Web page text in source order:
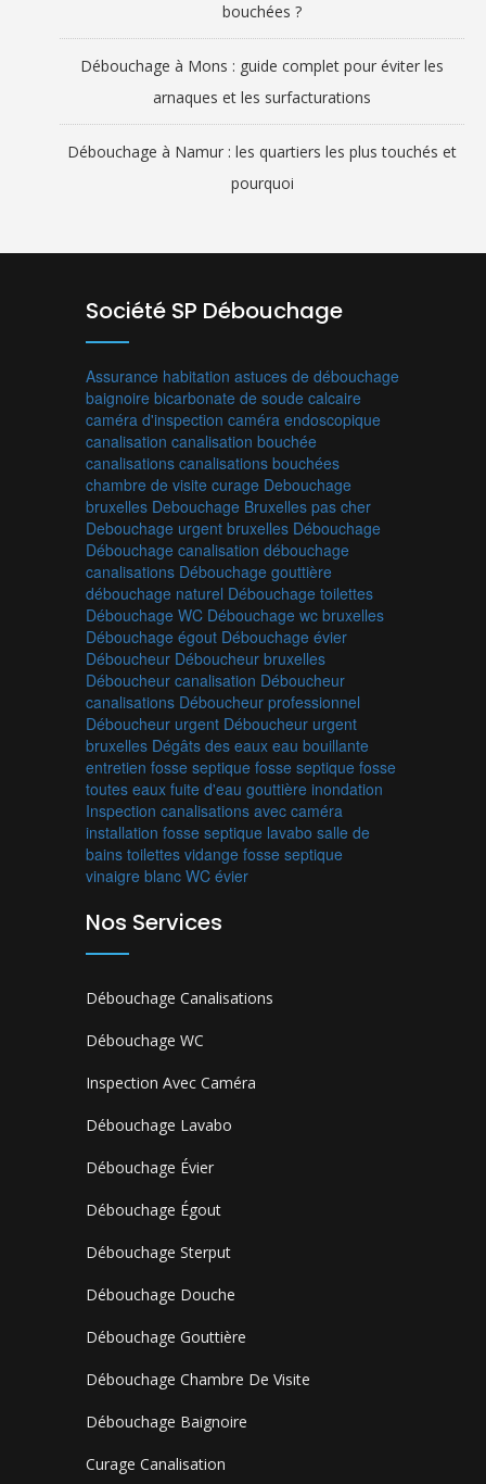
bouchées ?
Débouchage à Mons : guide complet pour éviter les
arnaques et les surfacturations
Débouchage à Namur : les quartiers les plus touchés et
pourquoi
Société SP Débouchage
Assurance habitation astuces de débouchage
baignoire bicarbonate de soude calcaire
caméra d'inspection caméra endoscopique
canalisation canalisation bouchée
canalisations canalisations bouchées
chambre de visite curage Debouchage
bruxelles Debouchage Bruxelles pas cher
Debouchage urgent bruxelles Débouchage
Débouchage canalisation débouchage
canalisations Débouchage gouttière
débouchage naturel Débouchage toilettes
Débouchage WC Débouchage wc bruxelles
Débouchage égout Débouchage évier
Déboucheur Déboucheur bruxelles
Déboucheur canalisation Déboucheur
canalisations Déboucheur professionnel
Déboucheur urgent Déboucheur urgent
bruxelles Dégâts des eaux eau bouillante
entretien fosse septique fosse septique fosse
toutes eaux fuite d'eau gouttière inondation
Inspection canalisations avec caméra
installation fosse septique lavabo salle de
bains toilettes vidange fosse septique
vinaigre blanc WC évier
Nos Services
Débouchage Canalisations
Débouchage WC
Inspection Avec Caméra
Débouchage Lavabo
Débouchage Évier
Débouchage Égout
Débouchage Sterput
Débouchage Douche
Débouchage Gouttière
Débouchage Chambre De Visite
Débouchage Baignoire
Curage Canalisation